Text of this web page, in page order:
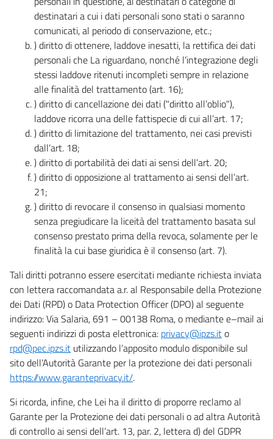
destinatari a cui i dati personali sono stati o saranno
comunicati, al periodo di conservazione, etc.;
) diritto di ottenere, laddove inesatti, la rettifica dei dati
personali che La riguardano, nonché l’integrazione degli
stessi laddove ritenuti incompleti sempre in relazione
alle finalità del trattamento (art. 16);
) diritto di cancellazione dei dati ("diritto all’oblio"),
laddove ricorra una delle fattispecie di cui all’art. 17;
) diritto di limitazione del trattamento, nei casi previsti
dall’art. 18;
) diritto di portabilità dei dati ai sensi dell’art. 20;
) diritto di opposizione al trattamento ai sensi dell’art.
21;
) diritto di revocare il consenso in qualsiasi momento
senza pregiudicare la liceità del trattamento basata sul
consenso prestato prima della revoca, solamente per le
finalità la cui base giuridica è il consenso (art. 7).
Tali diritti potranno essere esercitati mediante richiesta inviata
con lettera raccomandata a.r. al Responsabile della Protezione
dei Dati (RPD) o Data Protection Officer (DPO) al seguente
indirizzo: Via Salaria, 691 – 00138 Roma, o mediante e–mail ai
seguenti indirizzi di posta elettronica: privacy@ipzs.ito
rpd@pec.ipzs.it utilizzando l’apposito modulo disponibile sul
sito dell’Autorità Garante per la protezione dei dati personali
https://www.garanteprivacy.it/.
Si ricorda, infine, che Lei ha il diritto di proporre reclamo al
Garante per la Protezione dei dati personali o ad altra Autorità
di controllo ai sensi dell’art. 13, par. 2, lettera d) del GDPR